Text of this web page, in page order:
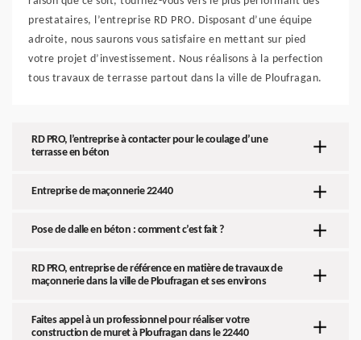
prestataires, l’entreprise RD PRO. Disposant d’une équipe
adroite, nous saurons vous satisfaire en mettant sur pied
votre projet d’investissement. Nous réalisons à la perfection
tous travaux de terrasse partout dans la ville de Ploufragan.
RD PRO, l’entreprise à contacter pour le coulage d’une
terrasse en béton
Entreprise de maçonnerie 22440
Pose de dalle en béton : comment c’est fait ?
RD PRO, entreprise de référence en matière de travaux de
maçonnerie dans la ville de Ploufragan et ses environs
Faites appel à un professionnel pour réaliser votre
construction de muret à Ploufragan dans le 22440